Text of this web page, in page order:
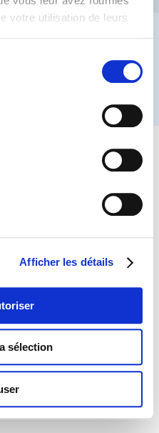
votre utilisation de leurs
Afficher les détails
sélection